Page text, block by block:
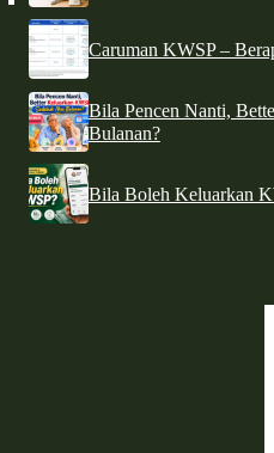
Caruman KWSP –
Bila Pencen Nanti,
Bulanan?
Bila Boleh Keluarkan